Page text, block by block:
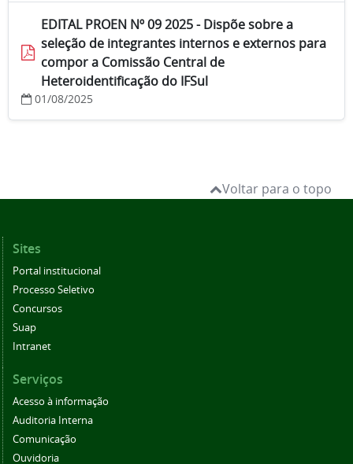
EDITAL PROEN Nº 09 2025 - Dispõe sobre a
seleção de integrantes internos e externos para
compor a Comissão Central de
Heteroidentificação do IFSul
01/08/2025
Voltar para o topo
Sites
Portal institucional
Processo Seletivo
Concursos
Suap
Intranet
Serviços
Acesso à informação
Auditoria Interna
Comunicação
Ouvidoria